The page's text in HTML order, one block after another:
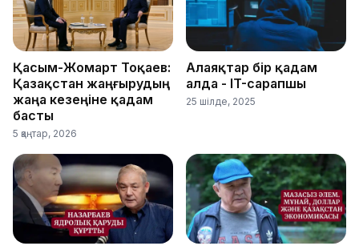
Қасым-Жомарт Тоқаев:
Қазақстан жаңғырудың
жаңа кезеңіне қадам
басты
5 қаңтар, 2026
Алаяқтар бір қадам
алда - IT-сарапшы
25 шілде, 2025